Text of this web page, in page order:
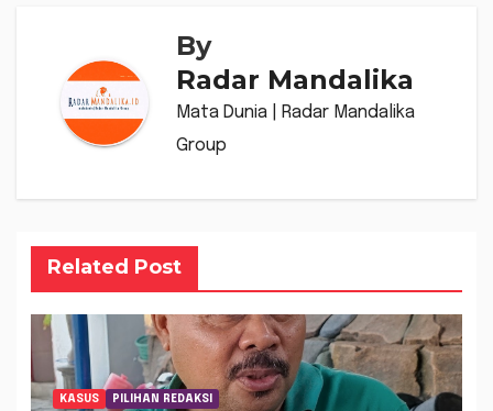
By
Radar Mandalika
Mata Dunia | Radar Mandalika
Group
Related Post
KASUS PILIHAN REDAKSI